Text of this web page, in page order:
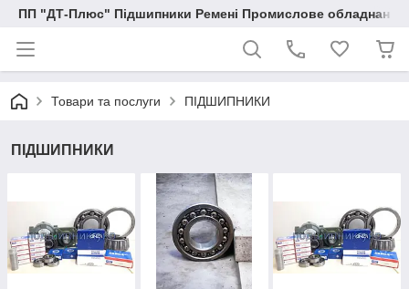
ПП "ДТ-Плюс" Підшипники Ремені Промислове обладнання
Товари та послуги ПІДШИПНИКИ
ПІДШИПНИКИ